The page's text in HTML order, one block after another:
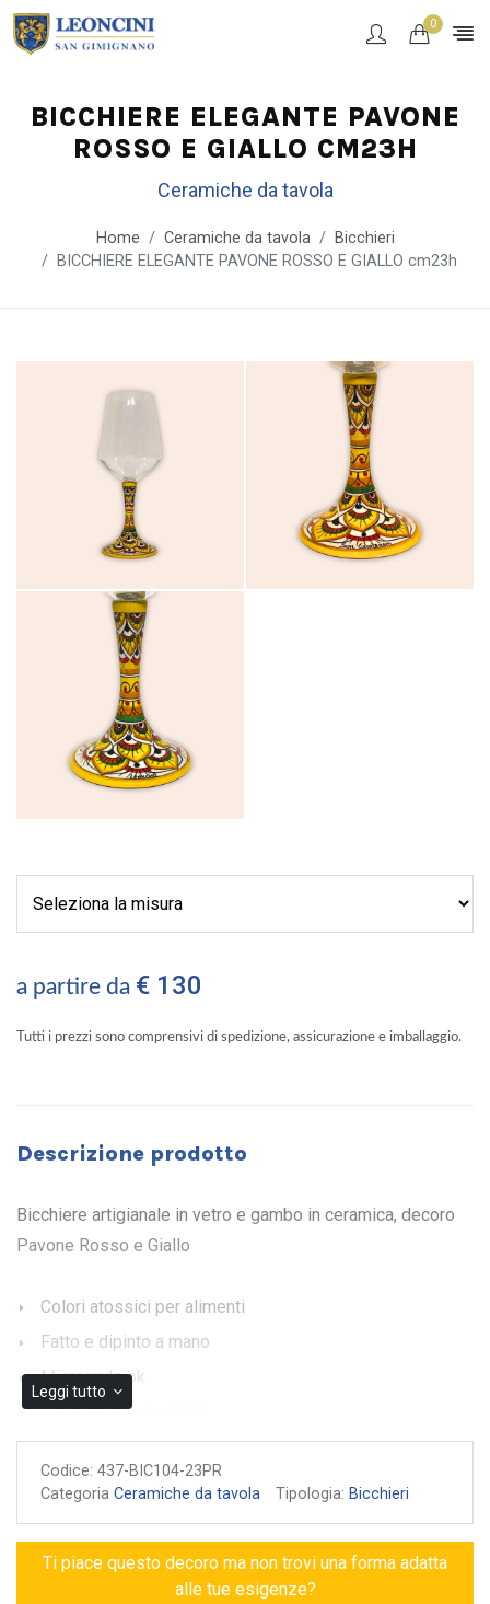
0
BICCHIERE ELEGANTE PAVONE
ROSSO E GIALLO CM23H
Ceramiche da tavola
Home Ceramiche da tavola
Bicchieri
BICCHIERE ELEGANTE PAVONE ROSSO E GIALLO cm23h
a partire da € 130
Tutti i prezzi sono comprensivi di spedizione, assicurazione e imballaggio.
Descrizione prodotto
Bicchiere artigianale in vetro e gambo in ceramica, decoro
Pavone Rosso e Giallo
Colori atossici per alimenti
Fatto e dipinto a mano
Microonde ok
Garanzia di autenticità
Leggi tutto
Codice: 437-BIC104-23PR
Categoria Ceramiche da tavola Tipologia: Bicchieri
Ti piace questo decoro ma non trovi una forma adatta
alle tue esigenze?